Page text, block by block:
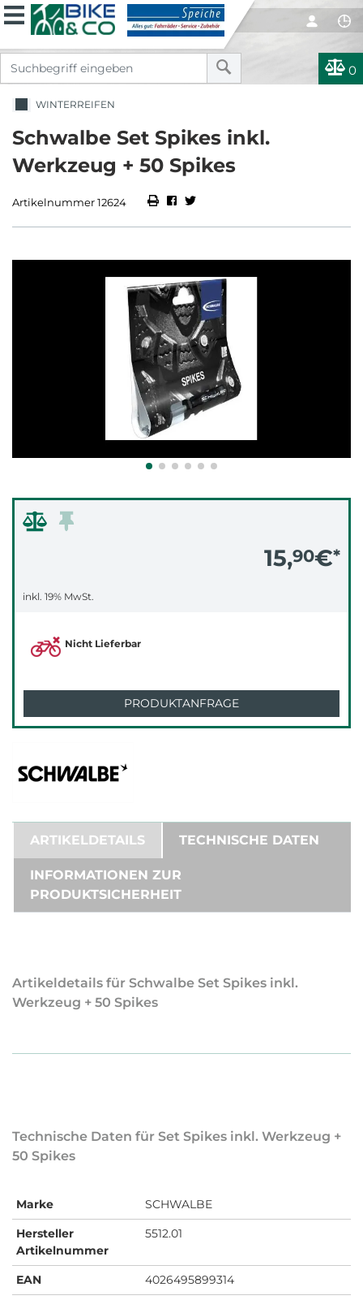
0
WINTERREIFEN
Schwalbe Set Spikes inkl.
Werkzeug + 50 Spikes
Artikelnummer 12624
15,90€*
inkl. 19% MwSt.
Nicht Lieferbar
PRODUKTANFRAGE
ARTIKELDETAILS TECHNISCHE DATEN
INFORMATIONEN ZUR
PRODUKTSICHERHEIT
Artikeldetails für Schwalbe Set Spikes inkl.
Werkzeug + 50 Spikes
Technische Daten für Set Spikes inkl. Werkzeug +
50 Spikes
Marke
SCHWALBE
Hersteller
Artikelnummer
5512.01
EAN
4026495899314